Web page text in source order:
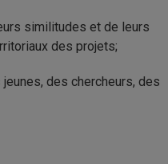
similitudes et de leurs
des projets;
des chercheurs, des